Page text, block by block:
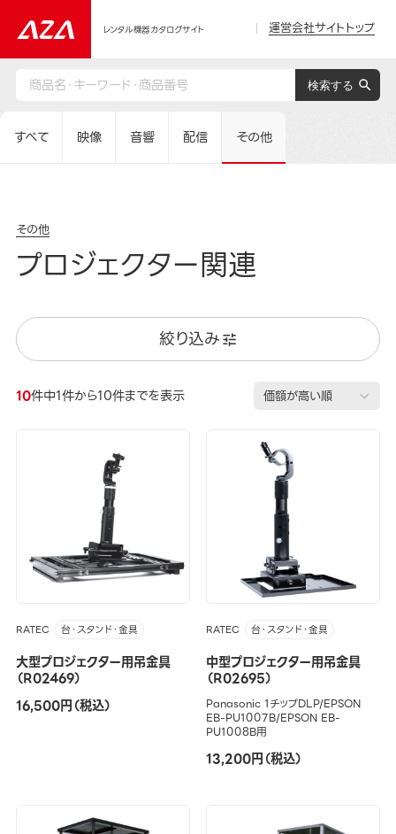
レンタル機器カタログサイト 運営会社サイトトップ
すべて 映像 音響 配信 その他
その他
プロジェクター関連
絞り込み
10件中1件から10件までを表示
RATEC 台・スタンド・金具
大型プロジェクター用吊金具
（R02469）
16,500円（税込）
RATEC 台・スタンド・金具
中型プロジェクター用吊金具
（R02695）
Panasonic 1チップDLP/EPSON
EB-PU1007B/EPSON EB-
PU1008B用
13,200円（税込）